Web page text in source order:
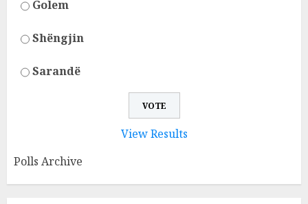
Golem
Shëngjin
Sarandë
View Results
Polls Archive